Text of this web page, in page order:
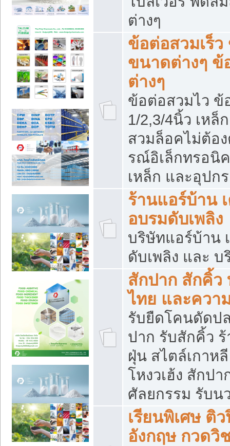
ต่างๆ
ข้อต่อสวมเร็
ขนาดต่างๆ ข้
ต่างๆ
ข้อต่อสวมไว ข้
1/2,3/4นิ้ว เหล็
สวมล็อคไม่ต้อ
รณ์อิเล็กทรอนิ
เหล็ก และอุปก
ร้านแอร์บ้าน
อบรมดับเพลิง
บริษัทแอร์บ้าน
ดับเพลิง และ
สักปาก สักคิ้
ไทย และควา
รับยืดโคนดัดป
ปาก รับสักคิ้ว
ฝุ่น สไตล์เกาห
โหงวเฮ้ง สักป
ศัลยกรรม รับน
เรียนพิเศษ ติ
อังกฤษ กวดวิ